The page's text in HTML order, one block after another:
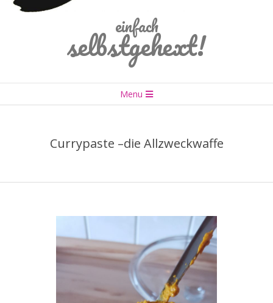
einfach
selbstgehext!
Navigation
Menu
Currypaste –die Allzweckwaffe